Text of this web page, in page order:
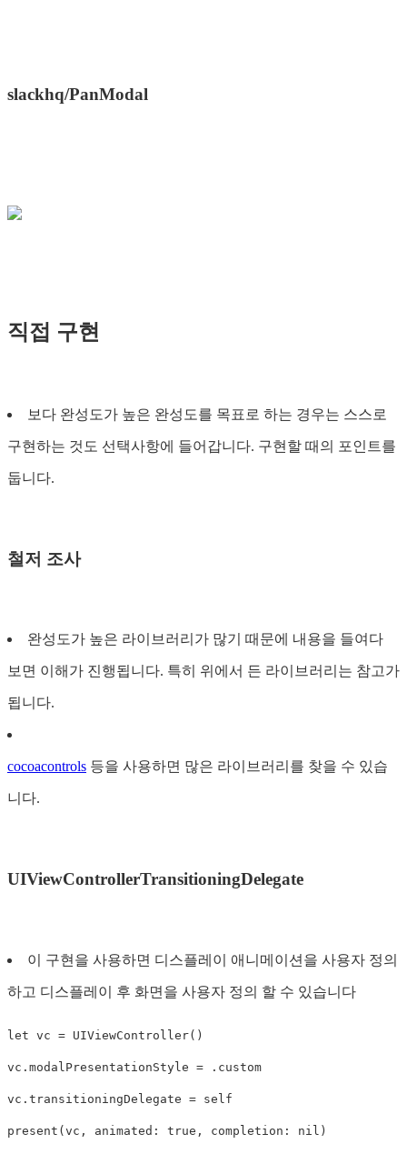
slackhq/PanModal
직접 구현
보다 완성도가 높은 완성도를 목표로 하는 경우는 스스로
구현하는 것도 선택사항에 들어갑니다. 구현할 때의 포인트를
둡니다.
철저 조사
완성도가 높은 라이브러리가 많기 때문에 내용을 들여다
보면 이해가 진행됩니다. 특히 위에서 든 라이브러리는 참고가
됩니다.
cocoacontrols 등을 사용하면 많은 라이브러리를 찾을 수 있습
니다.
UIViewControllerTransitioningDelegate
이 구현을 사용하면 디스플레이 애니메이션을 사용자 정의
하고 디스플레이 후 화면을 사용자 정의 할 수 있습니다
let vc = UIViewController()
vc . modalPresentationStyle = . custom
vc . transitioningDelegate = self
present ( vc , animated : true , completion : nil )